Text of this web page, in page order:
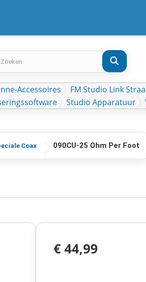
Accessoires
FM Studio Link
Studio Apparatuur
Coax 090CU-25 Ohm Per Foot
€ 44,99